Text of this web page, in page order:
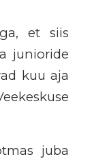
et siis
junioride
kuu aja
juba